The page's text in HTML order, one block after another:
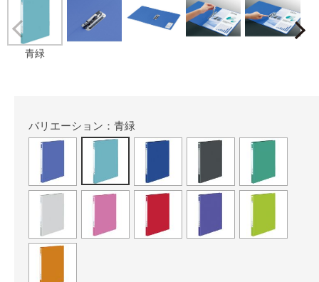
青緑
バリエーション：青緑